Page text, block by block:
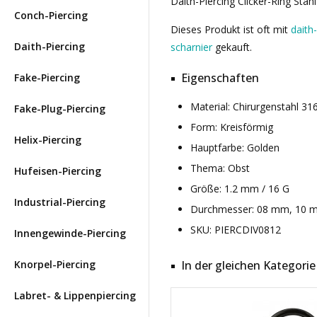
Conch-Piercing
Daith-Piercing
Fake-Piercing
Fake-Plug-Piercing
Helix-Piercing
Hufeisen-Piercing
Industrial-Piercing
Innengewinde-Piercing
Knorpel-Piercing
Labret- & Lippenpiercing
Dieses Produkt ist oft mit
scharniergekauft.
Eigenschaften
Material: Chirurgenstahl
Form: Kreisförmig
Hauptfarbe: Golden
Thema: Obst
Größe: 1.2 mm / 16 G
Durchmesser: 08 mm, 10
SKU: PIERCDIV0812
In der gleichen